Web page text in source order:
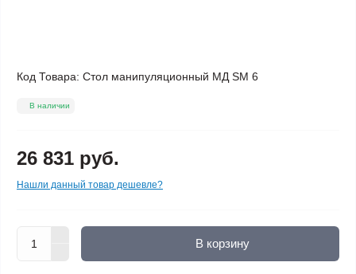
Код Товара: Стол манипуляционный МД SM 6
В наличии
26 831 руб.
Нашли данный товар дешевле?
В корзину